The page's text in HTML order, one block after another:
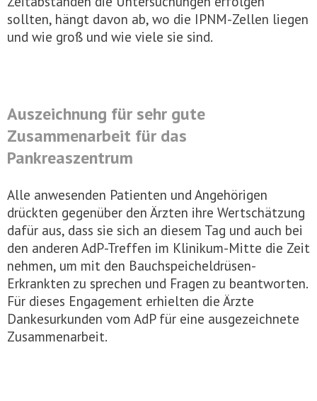
sollten, hängt davon ab, wo die IPNM-Zellen liegen
und wie groß und wie viele sie sind.
Auszeichnung für sehr gute
Zusammenarbeit für das
Pankreaszentrum
Alle anwesenden Patienten und Angehörigen
drückten gegenüber den Ärzten ihre Wertschätzung
dafür aus, dass sie sich an diesem Tag und auch bei
den anderen AdP-Treffen im Klinikum-Mitte die Zeit
nehmen, um mit den Bauchspeicheldrüsen-
Erkrankten zu sprechen und Fragen zu beantworten.
Für dieses Engagement erhielten die Ärzte
Dankesurkunden vom AdP für eine ausgezeichnete
Zusammenarbeit.